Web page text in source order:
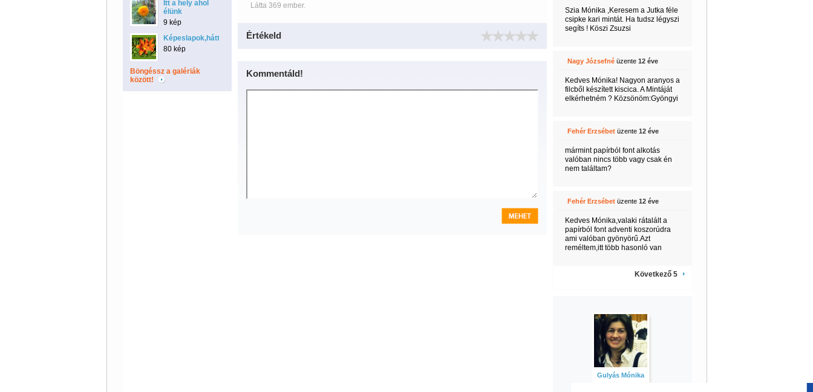
Itt a hely ahol
élünk
9 kép
Képeslapok,hátterek
80 kép
Böngéssz a galériák
között!
Látta 369 ember.
Értékeld
Kommentáld!
Szia Mónika ,Keresem a Jutka féle
csipke kari mintát. Ha tudsz légyszi
segíts ! Köszi Zsuzsi
Nagy Józsefnéüzente 12 éve
Kedves Mónika! Nagyon aranyos a
filcből készített kiscica. A Mintáját
elkérhetném ? Közsönöm:Gyöngyi
Fehér Erzsébetüzente 12 éve
mármint papírból font alkotás
valóban nincs több vagy csak én
nem találtam?
Fehér Erzsébetüzente 12 éve
Kedves Mónika,valaki rátalált a
papírból font adventi koszorúdra
ami valóban gyönyörű.Azt
reméltem,itt több hasonló van
Következő 5
Gulyás Mónika